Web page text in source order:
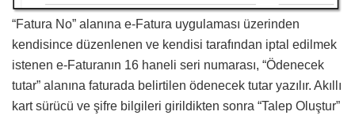
“Fatura No” alanına e-Fatura uygulaması üzerinden
kendisince düzenlenen ve kendisi tarafından iptal edilmek
istenen e-Faturanın 16 haneli seri numarası, “Ödenecek
tutar” alanına faturada belirtilen ödenecek tutar yazılır. Akıllı
kart sürücü ve şifre bilgileri girildikten sonra “Talep Oluştur”